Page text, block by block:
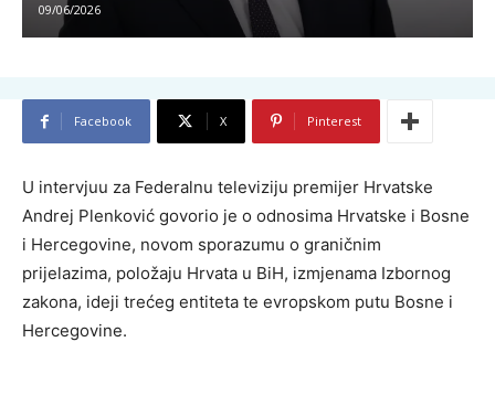
09/06/2026
Facebook X Pinterest
U intervjuu za Federalnu televiziju premijer Hrvatske
Andrej Plenković govorio je o odnosima Hrvatske i Bosne
i Hercegovine, novom sporazumu o graničnim
prijelazima, položaju Hrvata u BiH, izmjenama Izbornog
zakona, ideji trećeg entiteta te evropskom putu Bosne i
Hercegovine.